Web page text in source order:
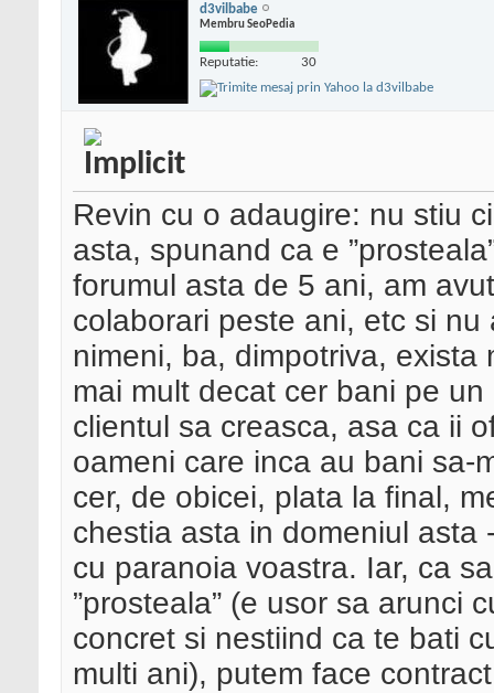
d3vilbabe
Membru SeoPedia
Reputatie: 30
Revin cu o adaugire: nu stiu
asta, spunand ca e
forumul asta de 5 ani, am
colaborari peste ani, etc si
nimeni, ba, dimpotriva,
mai mult decat cer bani pe
clientul sa creasca, asa ca ii
oameni care inca au bani sa-
cer, de obicei, plata la final,
chestia asta in domeniul asta
cu paranoia voastra. Iar, ca
”prosteala” (e usor sa arunci
concret si nestiind ca te bati
multi ani), putem face